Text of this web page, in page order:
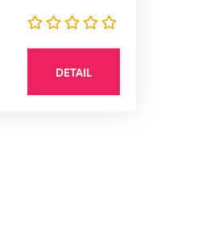
DETAIL